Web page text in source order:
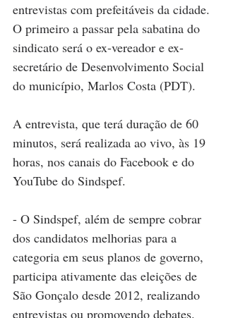
entrevistas com prefeitáveis da cidade.
O primeiro a passar pela sabatina do
sindicato será o ex-vereador e ex-
secretário de Desenvolvimento Social
do município, Marlos Costa (PDT).
A entrevista, que terá duração de 60
minutos, será realizada ao vivo, às 19
horas, nos canais do Facebook e do
YouTube do Sindspef.
- O Sindspef, além de sempre cobrar
dos candidatos melhorias para a
categoria em seus planos de governo,
participa ativamente das eleições de
São Gonçalo desde 2012, realizando
entrevistas ou promovendo debates.